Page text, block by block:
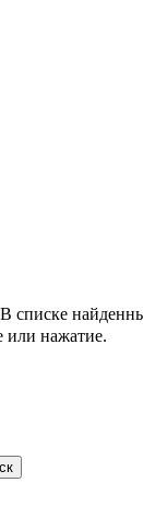
В списке
или нажатие.